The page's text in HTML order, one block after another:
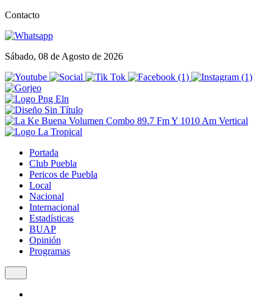
Contacto
Sábado, 08 de Agosto de 2026
Portada
Club Puebla
Pericos de Puebla
Local
Nacional
Internacional
Estadísticas
BUAP
Opinión
Programas